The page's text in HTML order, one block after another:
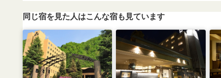
同じ宿を見た人はこんな宿も見ています